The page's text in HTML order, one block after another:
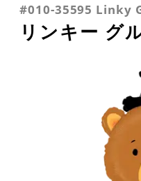
#010-35595 Linky
リンキー グ